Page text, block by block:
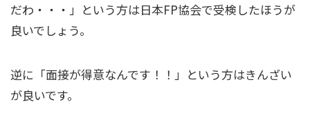
だわ・・・」という方は日本FP協会で受検したほうが
良いでしょう。
逆に「面接が得意なんです！！」という方はきんざい
が良いです。